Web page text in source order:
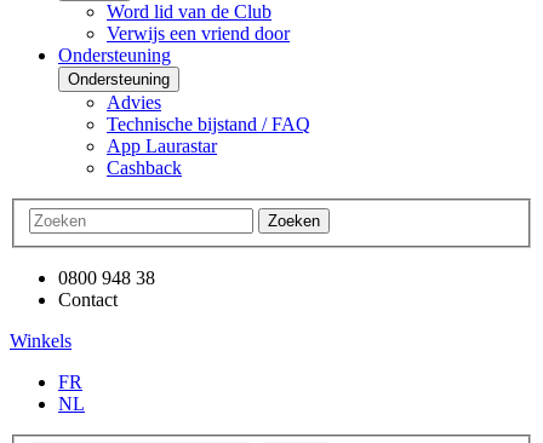
Word lid van de Club
Verwijs een vriend door
Ondersteuning
Ondersteuning
Advies
Technische bijstand / FAQ
App Laurastar
Cashback
Zoeken
0800 948 38
Contact
Winkels
FR
NL